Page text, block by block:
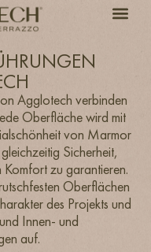
Agglotech verbinden
Oberfläche wird mit
von Marmor
Sicherheit,
zu garantieren.
Oberflächen
des Projekts und
Innen- und
auf.